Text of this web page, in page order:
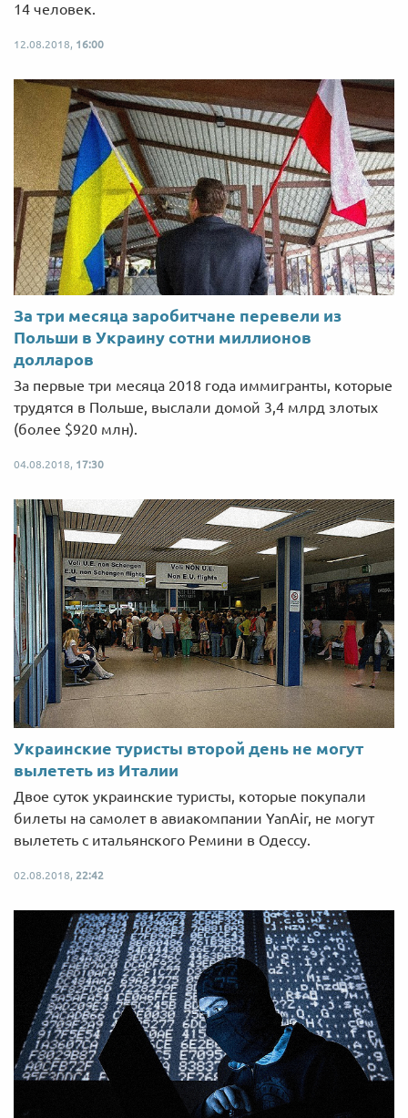
14 человек.
12.08.2018, 16:00
За три месяца заробитчане перевели из
Польши в Украину сотни миллионов
долларов
За первые три месяца 2018 года иммигранты, которые
трудятся в Польше, выслали домой 3,4 млрд злотых
(более $920 млн).
04.08.2018, 17:30
Украинские туристы второй день не могут
вылететь из Италии
Двое суток украинские туристы, которые покупали
билеты на самолет в авиакомпании YanAir, не могут
вылететь с итальянского Ремини в Одессу.
02.08.2018, 22:42